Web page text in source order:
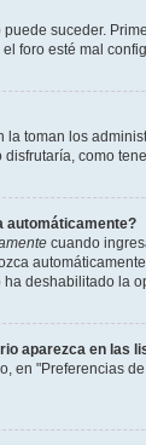
suceder.
foro esté mal
toman los
como
automáticamente?
cuando
deshabilitado la
aparezca en las
en "Preferencias